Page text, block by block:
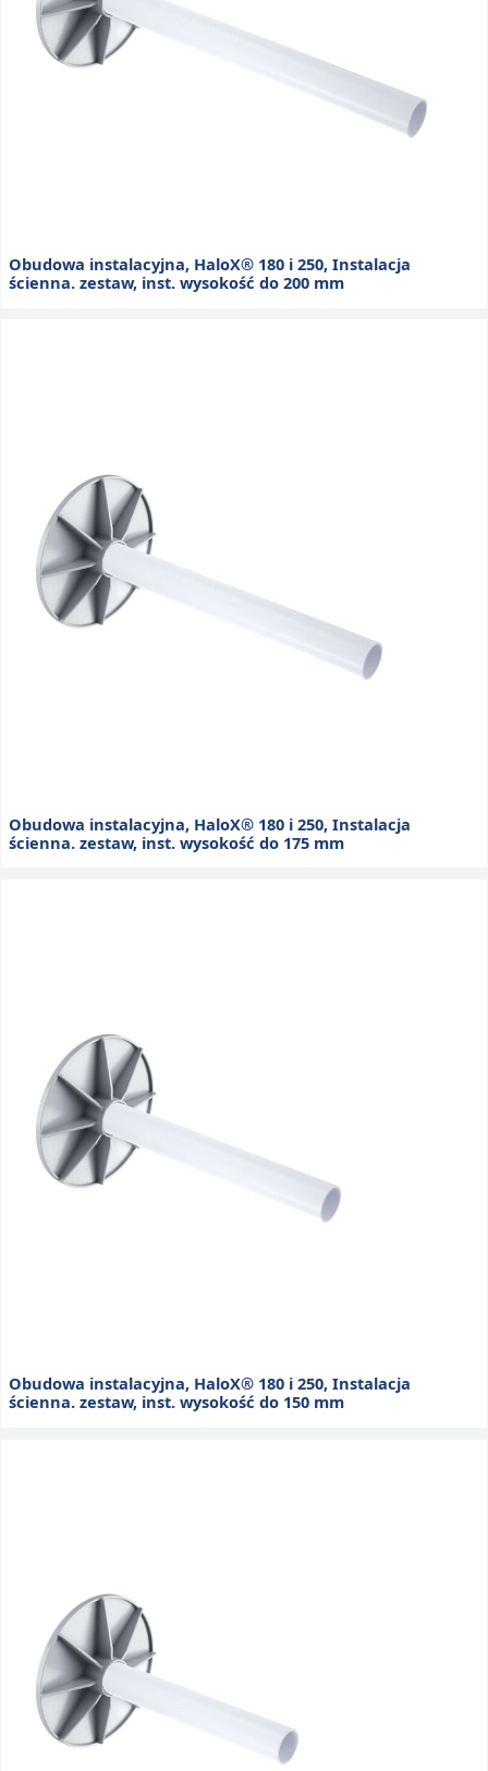
Obudowa instalacyjna, HaloX® 180 i 250, Instalacja
ścienna. zestaw, inst. wysokość do 200 mm
Obudowa instalacyjna, HaloX® 180 i 250, Instalacja
ścienna. zestaw, inst. wysokość do 175 mm
Obudowa instalacyjna, HaloX® 180 i 250, Instalacja
ścienna. zestaw, inst. wysokość do 150 mm